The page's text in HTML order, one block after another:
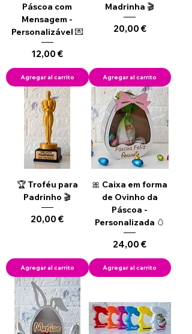
Páscoa com
Mensagem -
Personalizável 💌
Precio
12,00 €
Agregar al carrito
Madrinha 🎬
Precio
20,00 €
Agregar al carrito
🏆 Troféu para
Padrinho 🎬
Precio
20,00 €
Agregar al carrito
🎀 Caixa em forma
de Ovinho da
Páscoa -
Personalizada 🥚
Precio
24,00 €
Agregar al carrito